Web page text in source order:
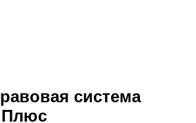
система
Плюс